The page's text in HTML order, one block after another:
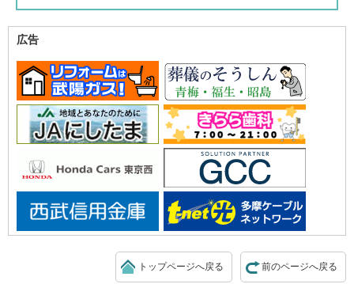
広告
前のページへ戻る
トップページへ戻る